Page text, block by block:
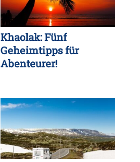
Khaolak: Fünf
Geheimtipps für
Abenteurer!